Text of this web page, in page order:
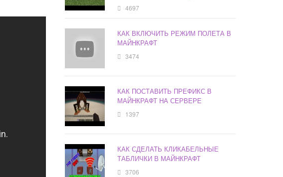
4697
КАК ВКЛЮЧИТЬ РЕЖИМ ПОЛЕТА В
МАЙНКРАФТ
3474
КАК ПОСТАВИТЬ ПРЕФИКС В
МАЙНКРАФТ НА СЕРВЕРЕ
1397
КАК СДЕЛАТЬ КЛИКАБЕЛЬНЫЕ
ТАБЛИЧКИ В МАЙНКРАФТ
3706